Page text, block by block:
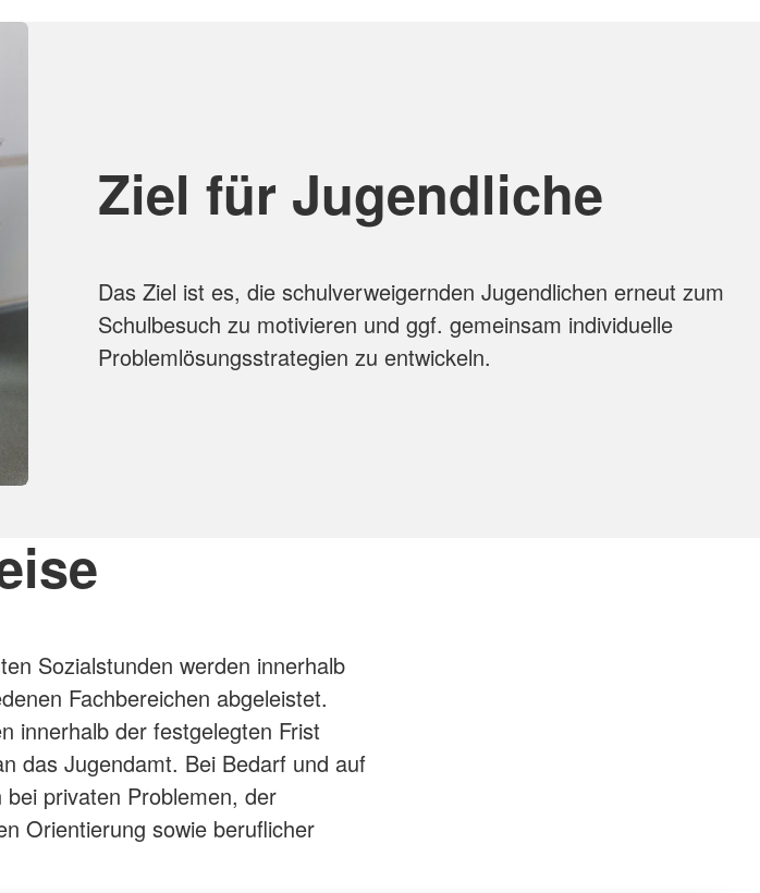
Ziel für Jugendliche
Das Ziel ist es, die schulverweigernden Jugendlichen erneut zum
Schulbesuch zu motivieren und ggf. gemeinsam individuelle
Problemlösungsstrategien zu entwickeln.
Sozialstunden werden innerhalb
Fachbereichen abgeleistet.
innerhalb der festgelegten Frist
das Jugendamt. Bei Bedarf und auf
privaten Problemen, der
Orientierung sowie beruflicher